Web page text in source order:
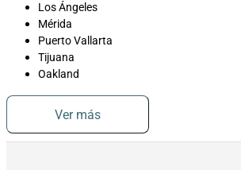
Los Ángeles
Mérida
Puerto Vallarta
Tijuana
Oakland
Ver más